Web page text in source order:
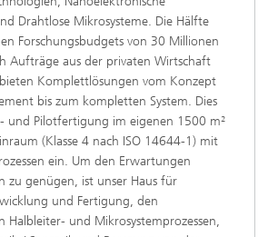
Drahtlose Mikrosysteme. Die Hälfte
Forschungsbudgets von 30 Millionen
Aufträge aus der privaten Wirtschaft
Komplettlösungen vom Konzept
bis zum kompletten System. Dies
und Pilotfertigung im eigenen 1500 m²
(Klasse 4 nach ISO 14644-1) mit
ein. Um den Erwartungen
zu genügen, ist unser Haus für
und Fertigung, den
Halbleiter- und Mikrosystemprozessen,